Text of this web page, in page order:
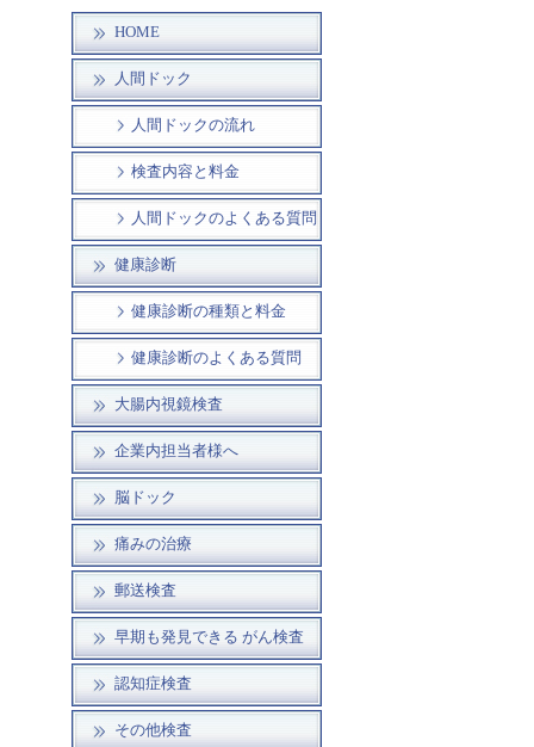
HOME
人間ドック
人間ドックの流れ
検査内容と料金
人間ドックのよくある質問
健康診断
健康診断の種類と料金
健康診断のよくある質問
大腸内視鏡検査
企業内担当者様へ
脳ドック
痛みの治療
郵送検査
早期も発見できる がん検査
認知症検査
その他検査